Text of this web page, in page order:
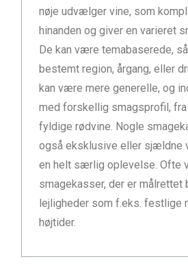
nøje udvælger vine, som
hinanden og giver en varieret
De kan være temabaserede,
bestemt region, årgang, eller
kan være mere generelle, og
med forskellig smagsprofil, fra
fyldige rødvine. Nogle
også eksklusive eller sjældne
en helt særlig oplevelse. Ofte
smagekasser, der er målrettet
lejligheder som f.eks. festlige
højtider.